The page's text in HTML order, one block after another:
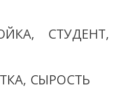
СТУДЕНТ,
СЫРОСТЬ